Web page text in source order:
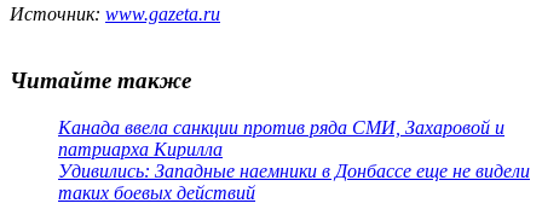
Источник: www.gazeta.ru
Читайте также
Канада ввела санкции против ряда СМИ, Захаровой и
патриарха Кирилла
Удивились: Западные наемники в Донбассе еще не видели
таких боевых действий